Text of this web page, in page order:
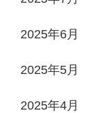
2025年6月
2025年5月
2025年4月